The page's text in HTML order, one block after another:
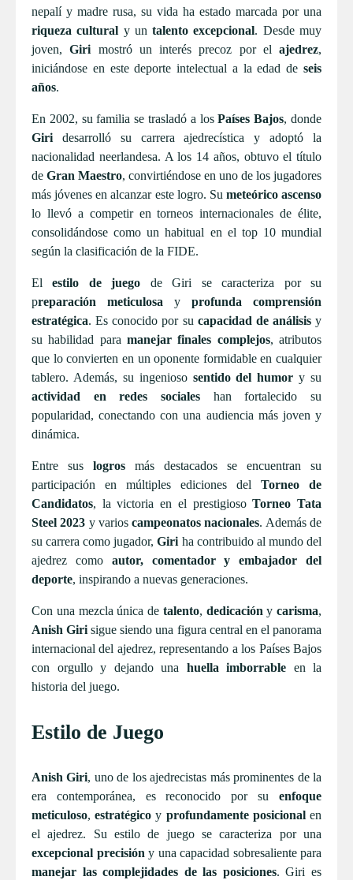
nepalí y madre rusa, su vida ha estado marcada por una
riqueza cultural y untalento excepcional. Desde muy
joven,Giri mostró un interés precoz por el ajedrez,
iniciándose en este deporte intelectual a la edad de seis
años.
En 2002, su familia se trasladó a losPaíses Bajos, donde
Giri desarrolló su carrera ajedrecística y adoptó la
nacionalidad neerlandesa. A los 14 años, obtuvo el título
de Gran Maestro, convirtiéndose en uno de los jugadores
más jóvenes en alcanzar este logro. Su meteórico ascenso
lo llevó a competir en torneos internacionales de élite,
consolidándose como un habitual en el top 10 mundial
según la clasificación de la FIDE.
Elestilo de juego de Giri se caracteriza por su
preparación meticulosa y profunda comprensión
estratégica. Es conocido por su capacidad de análisisy
su habilidad para manejar finales complejos, atributos
que lo convierten en un oponente formidable en cualquier
tablero. Además, su ingenioso sentido del humor y su
actividad en redes sociales han fortalecido su
popularidad, conectando con una audiencia más joven y
dinámica.
Entre sus logros más destacados se encuentran su
participación en múltiples ediciones del Torneo de
Candidatos, la victoria en el prestigiosoTorneo Tata
Steel 2023 y varioscampeonatos nacionales. Además de
su carrera como jugador,Giri ha contribuido al mundo del
ajedrez comoautor, comentador y embajador del
deporte, inspirando a nuevas generaciones.
Con una mezcla única de talento, dedicación y carisma,
Anish Giri sigue siendo una figura central en el panorama
internacional del ajedrez, representando a los Países Bajos
con orgullo y dejando una huella imborrable en la
historia del juego.
Estilo de Juego
Anish Giri, uno de los ajedrecistas más prominentes de la
era contemporánea, es reconocido por su enfoque
meticuloso,estratégico y profundamente posicionalen
el ajedrez. Su estilo de juego se caracteriza por una
excepcional precisión y una capacidad sobresaliente para
manejar las complejidades de las posiciones. Giri es